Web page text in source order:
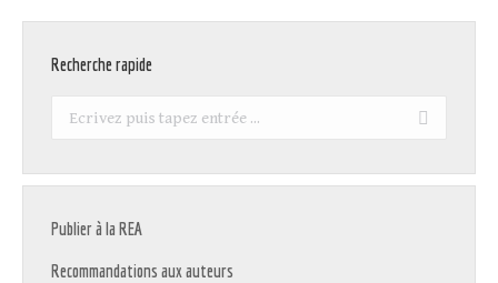
Recherche rapide
Recherche
Publier à la REA
Recommandations aux auteurs